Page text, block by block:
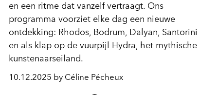
en een ritme dat vanzelf vertraagt. Ons
programma voorziet elke dag een nieuwe
ontdekking: Rhodos, Bodrum, Dalyan, Santorini
en als klap op de vuurpijl Hydra, het mythische
kunstenaarseiland.
10.12.2025 by Céline Pécheux